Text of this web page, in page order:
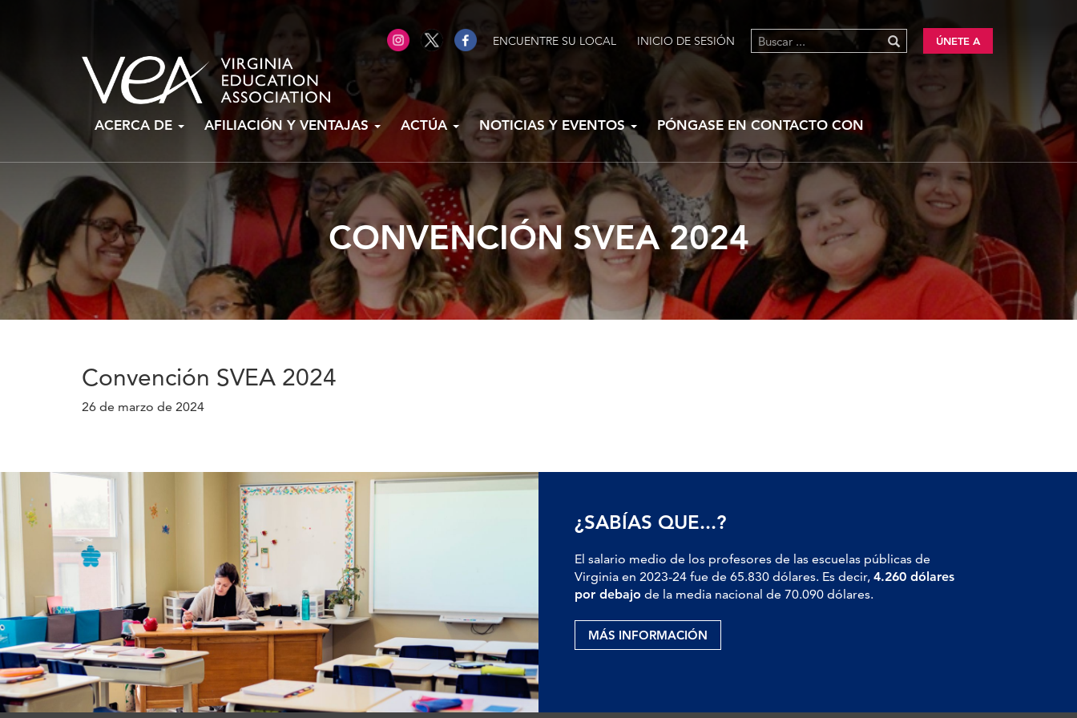
ENCUENTRE SU LOCAL INICIO DE SESIÓN ÚNETE A
contenido
ACERCA DE AFILIACIÓN Y VENTAJAS ACTÚA NOTICIAS Y EVENTOS PÓNGASE EN CONTACTO CON
CONVENCIÓN SVEA 2024
Convención SVEA 2024
26 de marzo de 2024
¿SABÍAS QUE...?
El salario medio de los profesores de las escuelas públicas de
Virginia en 2023-24 fue de 65.830 dólares. Es decir, 4.260 dólares
por debajo de la media nacional de 70.090 dólares.
MÁS INFORMACIÓN